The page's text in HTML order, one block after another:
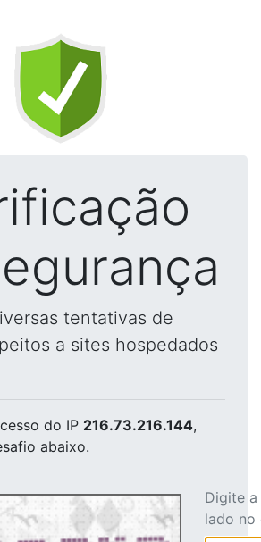
tentativas de
a sites hospedados
do IP 216.73.216.144,
abaixo.
Digite
lado no